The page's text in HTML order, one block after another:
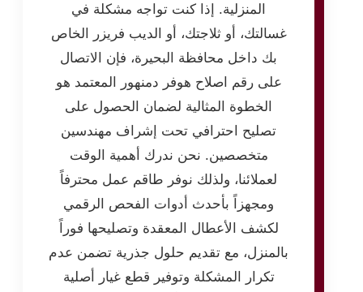
المنزلية. إذا كنت تواجه مشكلة في
غسالتك، أو ثلاجتك، أو الديب فريزر الخاص
بك داخل محافظة البحيرة، فإن الاتصال
على رقم اصلاح هوفر دمنهور المعتمد هو
الخطوة المثالية لضمان الحصول على
تصليح احترافي تحت إشراف مهندسين
متخصصين. نحن ندرك أهمية الوقت
لعملائنا، ولذلك نوفر طاقم عمل محترفاً
ومجهزاً بأحدث أدوات الفحص الرقمي
لكشف الأعطال المعقدة وتصليحها فوراً
بالمنزل، مع تقديم حلول جذرية تضمن عدم
تكرار المشكلة وتوفير قطع غيار أصلية